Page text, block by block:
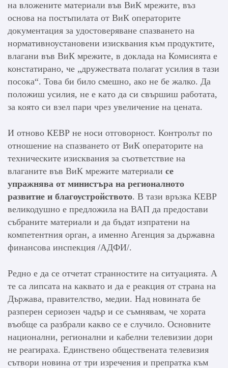
на вложените материали във ВиК мрежите, въз
основа на постъпилата от ВиК операторите
документация за удостоверяване спазването на
нормативноустановени изисквания към продуктите,
влагани във ВиК мрежите, в доклада на Комисията е
констатирано, че „дружествата полагат усилия в тази
посока“. Това би било смешно, ако не бе жалко. Да
положиш усилия, не е като да си свършиш работата,
за която си взел пари чрез увеличение на цената.
И отново КЕВР не носи отговорност. Контролът по
отношение на спазването от ВиК операторите на
техническите изисквания за съответствие на
влаганите във ВиК мрежите материали се
упражнява от министъра на регионалното
развитие и благоустройството. В тази връзка КЕВР
великодушно е предложила на ВАП да предостави
събраните материали и да бъдат изпратени на
компетентния орган, а именно Агенция за държавна
финансова инспекция /АДФИ/.
Редно е да се отчетат странностите на ситуацията. А
те са липсата на каквато и да е реакция от страна на
Държава, правителство, медии. Над новината бе
разперен сериозен чадър и се съмнявам, че хората
въобще са разбрали какво се е случило. Основните
национални, регионални и кабелни телевизии дори
не реагираха. Единствено обществената телевизия
сътвори новина от три изречения и препратка към